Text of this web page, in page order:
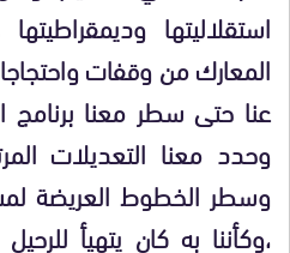
استقلاليتها
المعارك من وقفات
عنا حتى سطر معنا برنامج
وحدد معنا التعديلات
وسطر الخطوط العريضة
،وكأننا به كان يتهيأ